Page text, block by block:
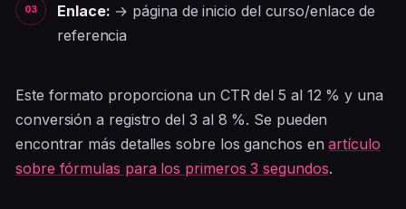
Enlace: → página de inicio del curso/enlace de
referencia
Este formato proporciona un CTR del 5 al 12 % y una
conversión a registro del 3 al 8 %. Se pueden
encontrar más detalles sobre los ganchos enartículo
sobre fórmulas para los primeros 3 segundos.